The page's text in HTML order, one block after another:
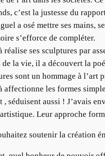
c’est la justesse du
a osé mettre ses mains,
s’efforce de compléter.
réalise ses sculptures par
la vie, il a découvert la
sont un hommage à
affectionne les formes
, séduisent aussi ! J’avais
Leur approche
soutenir la création